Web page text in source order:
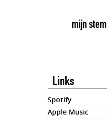
mijn stem
Links
Spotify
Apple Music